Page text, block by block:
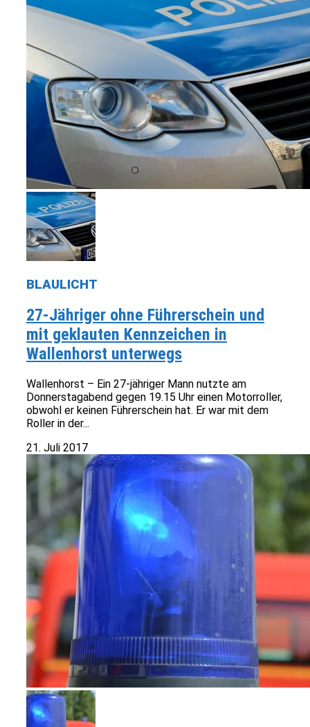
BLAULICHT
27-Jähriger ohne Führerschein und
mit geklauten Kennzeichen in
Wallenhorst unterwegs
Wallenhorst – Ein 27-jähriger Mann nutzte am
Donnerstagabend gegen 19.15 Uhr einen Motorroller,
obwohl er keinen Führerschein hat. Er war mit dem
Roller in der...
21. Juli 2017